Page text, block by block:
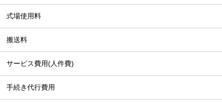
式場使用料
搬送料
サービス費用(人件費)
手続き代行費用